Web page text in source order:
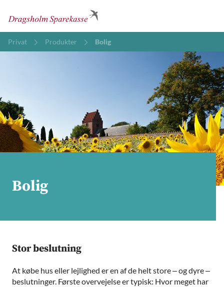
Privat Produkter Bolig
Bolig
Stor beslutning
At købe hus eller lejlighed er en af de helt store – og dyre –
beslutninger. Første overvejelse er typisk: Hvor meget har